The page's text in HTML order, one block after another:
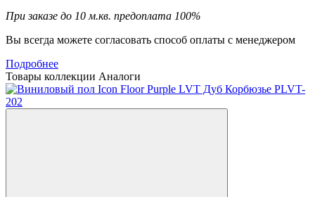
При заказе до 10 м.кв. предоплата 100%
Вы всегда можете согласовать способ оплаты с менеджером
Подробнее
Товары коллекции Аналоги